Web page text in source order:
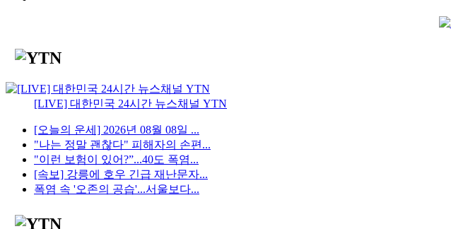
[LIVE] 대한민국 24시간 뉴스채널 YTN
[오늘의 운세] 2026년 08월 08일 ...
"나는 정말 괜찮다" 피해자의 손편...
"이런 보험이 있어?”...40도 폭염...
[속보] 강릉에 호우 긴급 재난문자...
폭염 속 '오존의 공습'...서울보다...